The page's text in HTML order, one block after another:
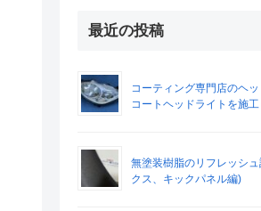
最近の投稿
コーティング専門店のヘ
コートヘッドライトを施
無塗装樹脂のリフレッシ
クス、キックパネル編)